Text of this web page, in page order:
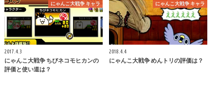
にゃんこ大戦争 キャラ
2017.4.3
にゃんこ大戦争 ちびネコモヒカンの
評価と使い道は？
にゃんこ大戦争 キャラ
2018.4.4
にゃんこ大戦争 めんトリの評価は？